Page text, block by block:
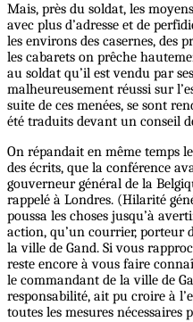
Mais, près du soldat, les
avec plus d’adresse et de
les environs des casernes, des
les cabarets on prêche
au soldat qu’il est vendu par
malheureusement réussi sur
suite de ces menées, se sont
été traduits devant un conseil
On répandait en même temps
des écrits, que la conférence
gouverneur général de la
rappelé à Londres. (Hilarité
poussa les choses jusqu’à
action, qu’un courrier, porteur
la ville de Gand. Si vous
reste encore à vous faire
le commandant de la ville de
responsabilité, ait pu croire à
toutes les mesures nécessaires